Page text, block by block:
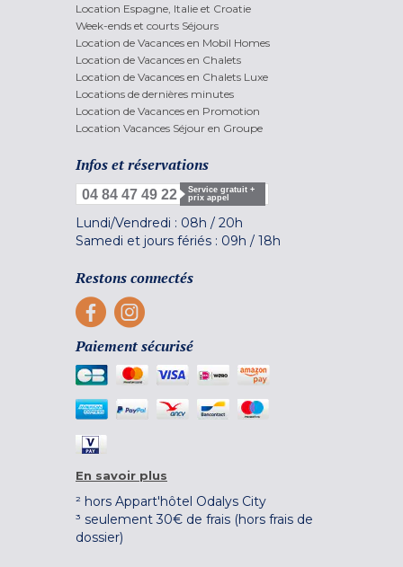
Location Espagne, Italie et Croatie
Week-ends et courts Séjours
Location de Vacances en Mobil Homes
Location de Vacances en Chalets
Location de Vacances en Chalets Luxe
Locations de dernières minutes
Location de Vacances en Promotion
Location Vacances Séjour en Groupe
Infos et réservations
04 84 47 49 22
Service gratuit +
prix appel
Lundi/Vendredi : 08h / 20h
Samedi et jours fériés : 09h / 18h
Restons connectés
Paiement sécurisé
En savoir plus
² hors Appart'hôtel Odalys City
³ seulement 30€ de frais (hors frais de
dossier)